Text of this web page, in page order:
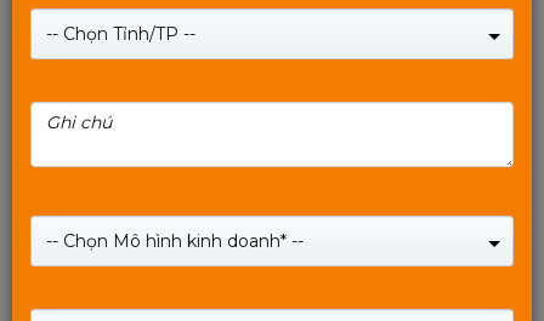
Lan
Giá:180,000₫
-- Chọn Tỉnh/TP --
-- Chọn Mô hình kinh doanh* --